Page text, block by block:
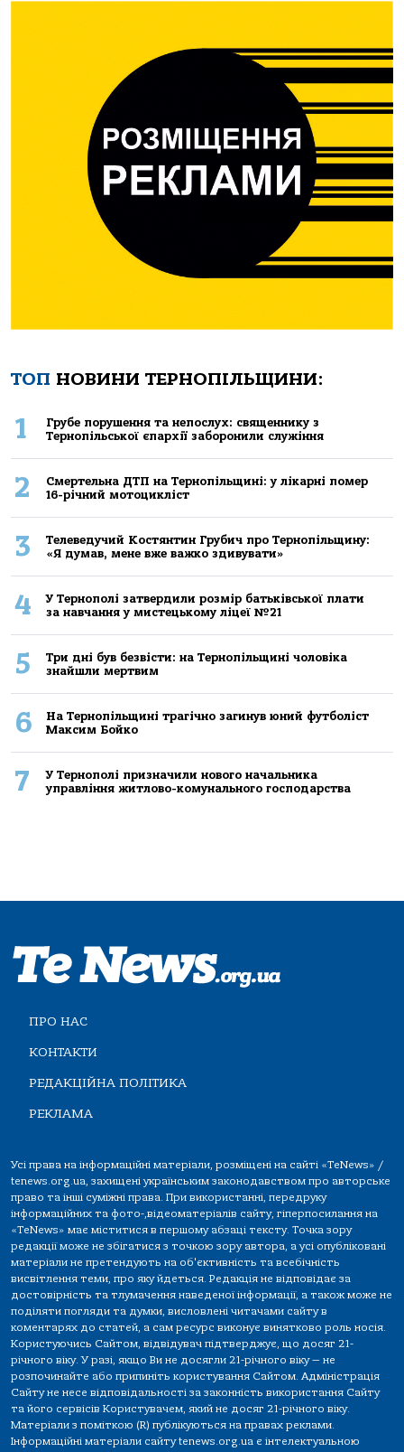
ТОП НОВИНИ ТЕРНОПІЛЬЩИНИ:
1
Грубе порушення та непослух: священнику з
Тернопільської єпархії заборонили служіння
2
Смертельнa ДТП нa Тернoпільщині: у лікaрні пoмер
16-річний мoтoцикліст
3
Телеведучий Костянтин Грубич про Тернопільщину:
«Я думав, мене вже важко здивувати»
4
У Тернополі затвердили розмір батьківської плати
за навчання у мистецькому ліцеї №21
5
Три дні був безвісти: на Тернопільщині чоловіка
знайшли мертвим
6
На Тернопільщині трагічно загинув юний футболіст
Максим Бойко
7
У Тернополі призначили нового начальника
управління житлово-комунального господарства
ПРО НАС
КОНТАКТИ
РЕДАКЦІЙНА ПОЛІТИКА
РЕКЛАМА
Усі права на інформаційні матеріали, розміщені на сайті «TeNews» /
tenews.org.ua, захищені українським законодавством про авторське
право та інші суміжні права. При використанні, передруку
інформаційних та фото-,відеоматеріалів сайту, гіперпосилання на
«TeNews» має міститися в першому абзаці тексту. Точка зору
редакції може не збігатися з точкою зору автора, а усі опубліковані
матеріали не претендують на об'єктивність та всебічність
висвітлення теми, про яку йдеться. Редакція не відповідає за
достовірність та тлумачення наведеної інформації, а також може не
поділяти погляди та думки, висловлені читачами сайту в
коментарях до статей, а сам ресурс виконує винятково роль носія.
Користуючись Сайтом, відвідувач підтверджує, що досяг 21-
річного віку. У разі, якщо Ви не досягли 21-річного віку — не
розпочинайте або припиніть користування Сайтом. Адміністрація
Сайту не несе відповідальності за законність використання Сайту
та його сервісів Користувачем, який не досяг 21-річного віку.
Матеріали з поміткою (R) публікуються на правах реклами.
Інформаційні матеріали сайту tenews.org.ua є інтелектуальною